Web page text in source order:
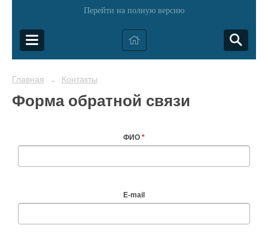
Перейти на полную версию
Главная → Контакты
Форма обратной связи
ФИО *
E-mail